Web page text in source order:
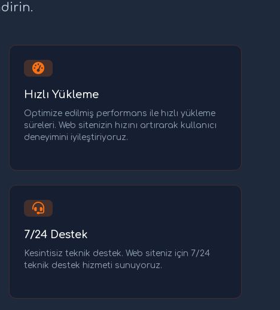
Hızlı Yükleme
Optimize edilmiş performans ile hızlı yükleme
süreleri. Web sitenizin hızını artırarak kullanıcı
deneyimini iyileştiriyoruz.
7/24 Destek
Kesintisiz teknik destek. Web siteniz için 7/24
teknik destek hizmeti sunuyoruz.